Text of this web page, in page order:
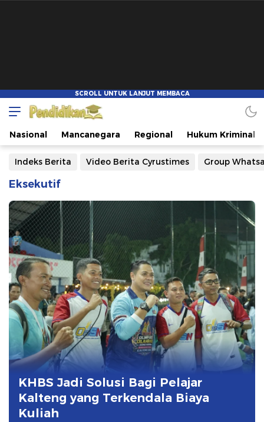
Nasional Mancanegara Regional Hukum Kriminal
Indeks Berita Video Berita Cyrustimes Group
Eksekutif
KHBS Jadi Solusi Bagi Pelajar
Kalteng yang Terkendala Biaya
Kuliah